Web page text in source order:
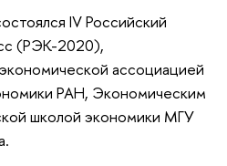
IV Российский
(РЭК-2020),
ассоциацией
РАН, Экономическим
школой экономики МГУ